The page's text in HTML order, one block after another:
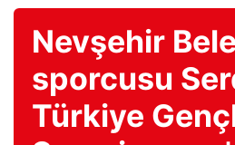
Nevşehir
sporcusu
Türkiye